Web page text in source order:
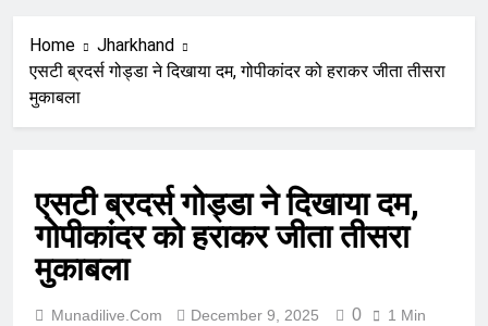
Home
Jharkhand
एसटी ब्रदर्स गोड्डा ने दिखाया दम, गोपीकांदर को हराकर जीता तीसरा
मुकाबला
एसटी ब्रदर्स गोड्डा ने दिखाया दम,
गोपीकांदर को हराकर जीता तीसरा
मुकाबला
Munadilive.com December 9, 2025 0 1 Min